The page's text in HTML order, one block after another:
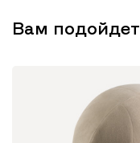
Вам подойдет